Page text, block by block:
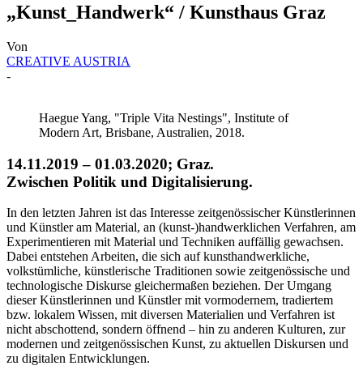
„Kunst_Handwerk“ / Kunsthaus Graz
Von
CREATIVE AUSTRIA
-
Haegue Yang, "Triple Vita Nestings", Institute of
Modern Art, Brisbane, Australien, 2018.
14.11.2019 – 01.03.2020; Graz.
Zwischen Politik und Digitalisierung.
In den letzten Jahren ist das Interesse zeitgenössischer Künstlerinnen
und Künstler am Material, an (kunst-)handwerklichen Verfahren, am
Experimentieren mit Material und Techniken auffällig gewachsen.
Dabei entstehen Arbeiten, die sich auf kunsthandwerkliche,
volkstümliche, künstlerische Traditionen sowie zeitgenössische und
technologische Diskurse gleichermaßen beziehen. Der Umgang
dieser Künstlerinnen und Künstler mit vormodernem, tradiertem
bzw. lokalem Wissen, mit diversen Materialien und Verfahren ist
nicht abschottend, sondern öffnend – hin zu anderen Kulturen, zur
modernen und zeitgenössischen Kunst, zu aktuellen Diskursen und
zu digitalen Entwicklungen.